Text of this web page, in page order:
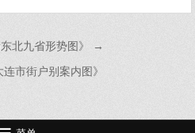
北九省形势图》 →
市街户别案内图》